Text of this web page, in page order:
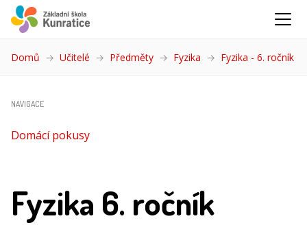
Domů Učitelé Předměty Fyzika Fyzika - 6. ročník
NAVIGACE
Domácí pokusy
Fyzika 6. ročník